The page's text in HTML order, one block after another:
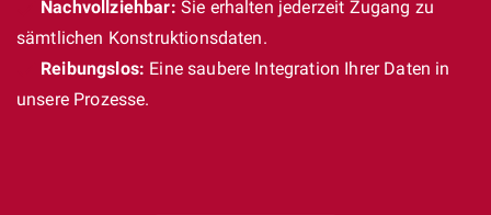
Nachvollziehbar: Sie erhalten jederzeit Zugang zu
sämtlichen Konstruktionsdaten.
Reibungslos: Eine saubere Integration Ihrer Daten in
unsere Prozesse.